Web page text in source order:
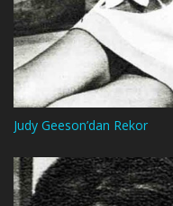
Judy Geeson’dan Rekor